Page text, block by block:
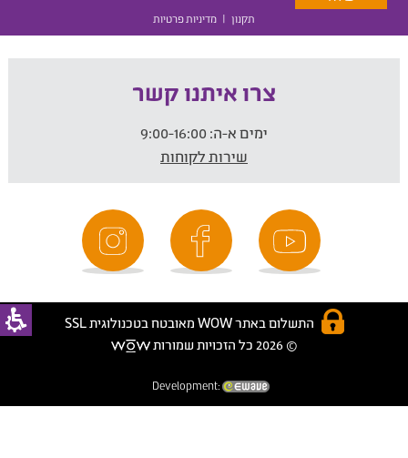
תקנון | מדיניות פרטיות
צרו איתנו קשר
ימים א-ה:
שירות לקוחות
התשלום באתר WOW מאובטח בטכנולוגית SSL
© 2026 כל הזכויות שמורות
Development: